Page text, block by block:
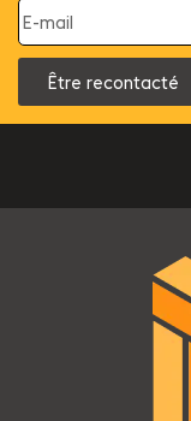
Être recontacté